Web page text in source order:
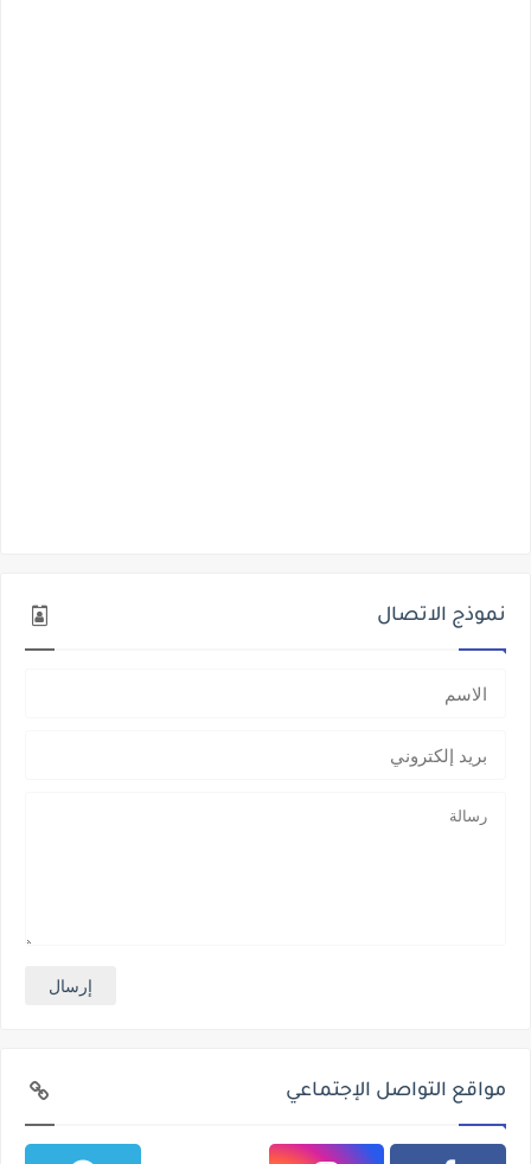
نموذج الاتصال
مواقع التواصل الإجتماعي